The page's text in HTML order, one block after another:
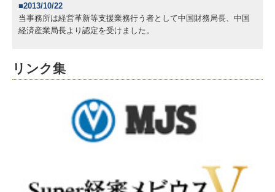
■2013/10/22
当事務所は経営革新等支援業務行う者として中国財務局長、中国
経済産業局長より認定を受けました。
リンク集